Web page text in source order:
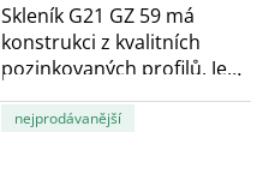
Skleník G21 GZ 59 má
konstrukci z kvalitních
pozinkovaných profilů. Je
vhodný pro...
nejprodávanější